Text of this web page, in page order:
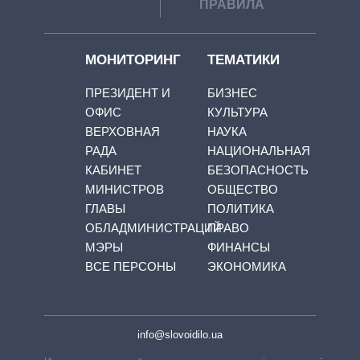
ПРАВИЛА
МОНИТОРИНГ
ПРЕЗИДЕНТ И
ОФИС
ВЕРХОВНАЯ
РАДА
КАБИНЕТ
МИНИСТРОВ
ГЛАВЫ
ОБЛАДМИНИСТРАЦИЙ
МЭРЫ
ВСЕ ПЕРСОНЫ
ТЕМАТИКИ
БИЗНЕС
КУЛЬТУРА
НАУКА
НАЦИОНАЛЬНАЯ
БЕЗОПАСНОСТЬ
ОБЩЕСТВО
ПОЛИТИКА
ПРАВО
ФИНАНСЫ
ЭКОНОМИКА
info@slovoidilo.ua